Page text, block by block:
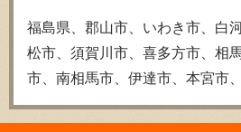
福島県、郡山市、いわき市、白
松市、須賀川市、喜多方市、相
市、南相馬市、伊達市、本宮市